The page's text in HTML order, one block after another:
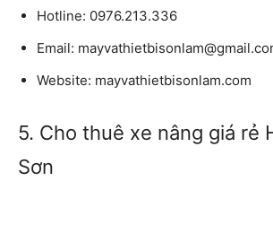
Hotline: 0976.213.336
Email:
Website: mayvathietbisonlam.com
5. Cho thuê xe nâng giá rẻ
Sơn